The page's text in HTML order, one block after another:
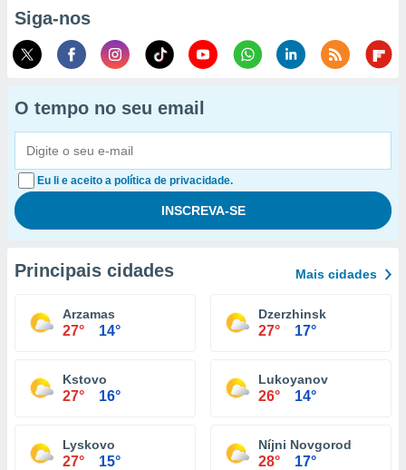
Siga-nos
O tempo no seu email
Eu li e aceito a política de privacidade.
Principais cidades Mais cidades
Arzamas
27° 14°
Dzerzhinsk
27° 17°
Kstovo
27° 16°
Lukoyanov
26° 14°
Lyskovo
27° 15°
Níjni Novgorod
28° 17°